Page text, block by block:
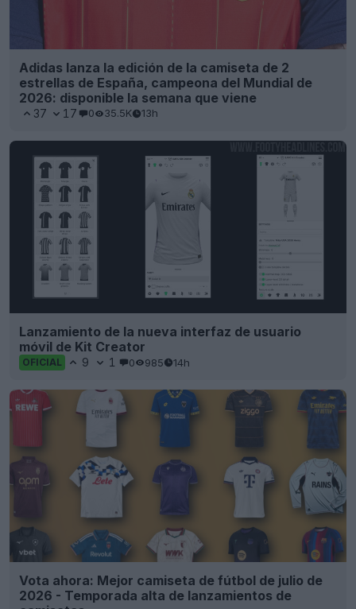
Adidas lanza la edición de la camiseta de 2
estrellas de España, campeona del Mundial de
2026: disponible la semana que viene
37 17 0 35.5K 13h
Lanzamiento de la nueva interfaz de usuario
móvil de Kit Creator
OFICIAL 9 1 0 985 14h
Vota ahora: Mejor camiseta de fútbol de julio de
2026 - Temporada alta de lanzamientos de